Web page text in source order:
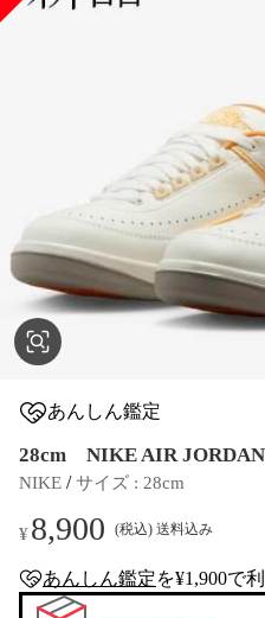
あんしん鑑定
28cm NIKE AIR JORDAN
NIKE / サイズ : 28cm
¥8,900 (税込) 送料込み
anshin-appraisal-tag
あんしん鑑定を¥1,900で